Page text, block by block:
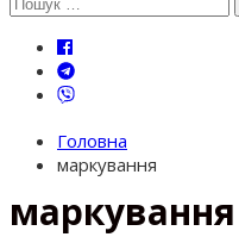
Головна
маркування
маркування